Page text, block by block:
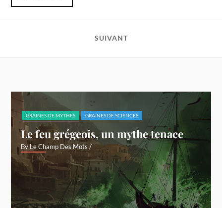
SUIVANT
GRAINES DE MYTHES GRAINES DE SCIENCES
Le feu grégeois, un mythe tenace
By Le Champ Des Mots /